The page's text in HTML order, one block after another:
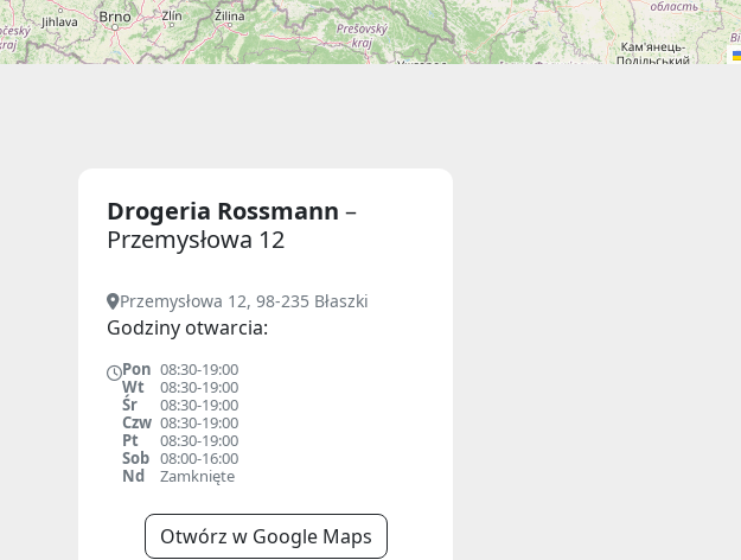
Drogeria Rossmann –
Przemysłowa 12
Przemysłowa 12, 98-235 Błaszki
Godziny otwarcia:
Pon 08:30-19:00
Wt
08:30-19:00
Śr
08:30-19:00
Czw 08:30-19:00
Pt
08:30-19:00
Sob 08:00-16:00
Nd
Zamknięte
Otwórz w Google Maps